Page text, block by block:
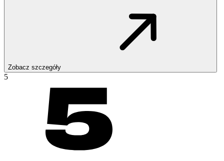
Zobacz szczegóły
5